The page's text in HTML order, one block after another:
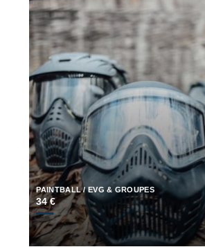
PAINTBALL / EVG & GROUPES
34 €